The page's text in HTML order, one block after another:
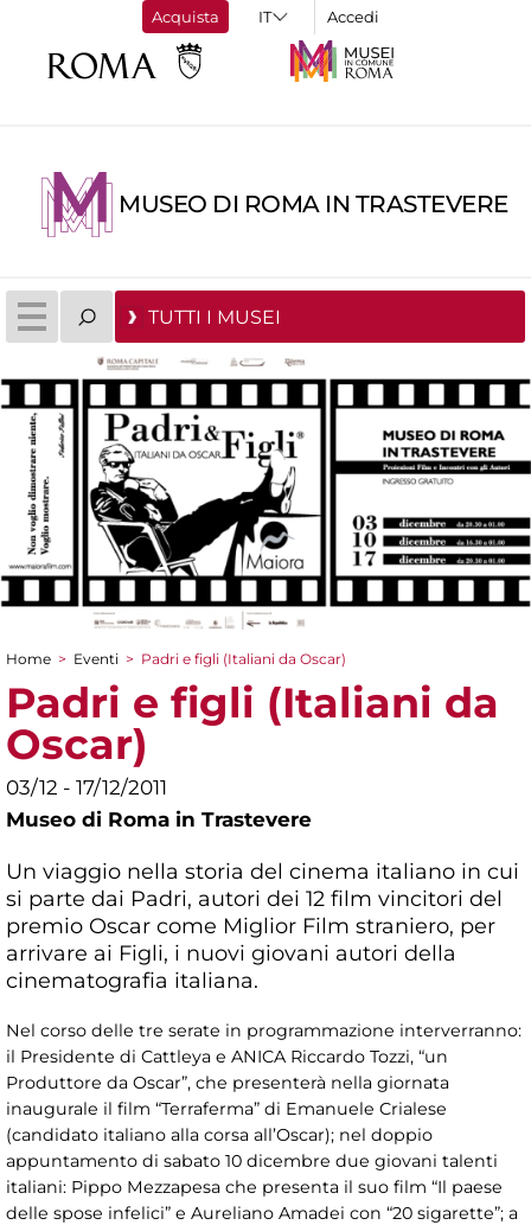
Acquista Accedi
MUSEO DI ROMA IN TRASTEVERE
TUTTI I MUSEI
Tu sei qui
Home > Eventi > Padri e figli (Italiani da Oscar)
Padri e figli (Italiani da
Oscar)
03/12 - 17/12/2011
Museo di Roma in Trastevere
Un viaggio nella storia del cinema italiano in cui
si parte dai Padri, autori dei 12 film vincitori del
premio Oscar come Miglior Film straniero, per
arrivare ai Figli, i nuovi giovani autori della
cinematografia italiana.
Nel corso delle tre serate in programmazione interverranno:
il Presidente di Cattleya e ANICA Riccardo Tozzi, “un
Produttore da Oscar”, che presenterà nella giornata
inaugurale il film “Terraferma” di Emanuele Crialese
(candidato italiano alla corsa all’Oscar); nel doppio
appuntamento di sabato 10 dicembre due giovani talenti
italiani: Pippo Mezzapesa che presenta il suo film “Il paese
delle spose infelici” e Aureliano Amadei con “20 sigarette”; a